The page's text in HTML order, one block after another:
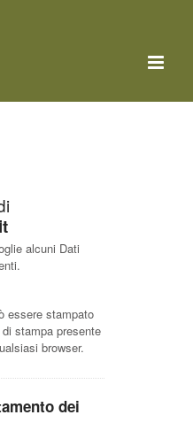
alcuni Dati
essere stampato
stampa presente
browser.
dei